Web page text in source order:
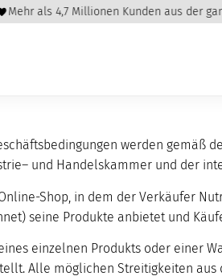
als 4,7 Millionen Kunden aus der
werden gemäß
und Handelskammer und der
Shop, in dem der Verkäufer
seine Produkte anbietet und
einzelnen Produkts oder einer
Alle möglichen Streitigkeiten